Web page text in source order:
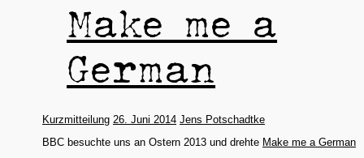
Make me a
German
Kurzmitteilung 26. Juni 2014 Jens Potschadtke
BBC besuchte uns an Ostern 2013 und drehte Make me a German